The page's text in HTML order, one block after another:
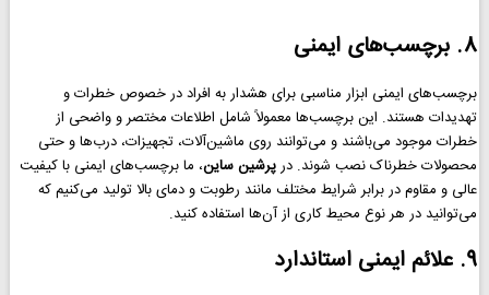
8. برچسب‌های ایمنی
برچسب‌های ایمنی ابزار مناسبی برای هشدار به افراد در خصوص خطرات و
تهدیدات هستند. این برچسب‌ها معمولاً شامل اطلاعات مختصر و واضحی از
خطرات موجود می‌باشند و می‌توانند روی ماشین‌آلات، تجهیزات، درب‌ها و حتی
محصولات خطرناک نصب شوند. درپرشین ساین، ما برچسب‌های ایمنی با کیفیت
عالی و مقاوم در برابر شرایط مختلف مانند رطوبت و دمای بالا تولید می‌کنیم که
می‌توانید در هر نوع محیط کاری از آن‌ها استفاده کنید.
9. علائم ایمنی استاندارد